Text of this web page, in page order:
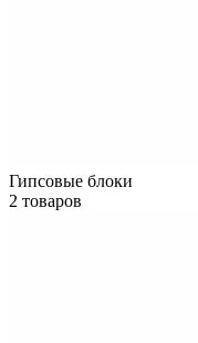
Гипсовые блоки
2 товаров